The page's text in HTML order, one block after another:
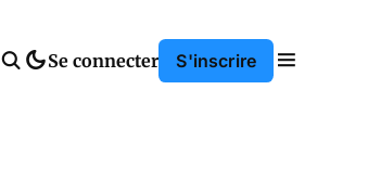
Se connecter S'inscrire